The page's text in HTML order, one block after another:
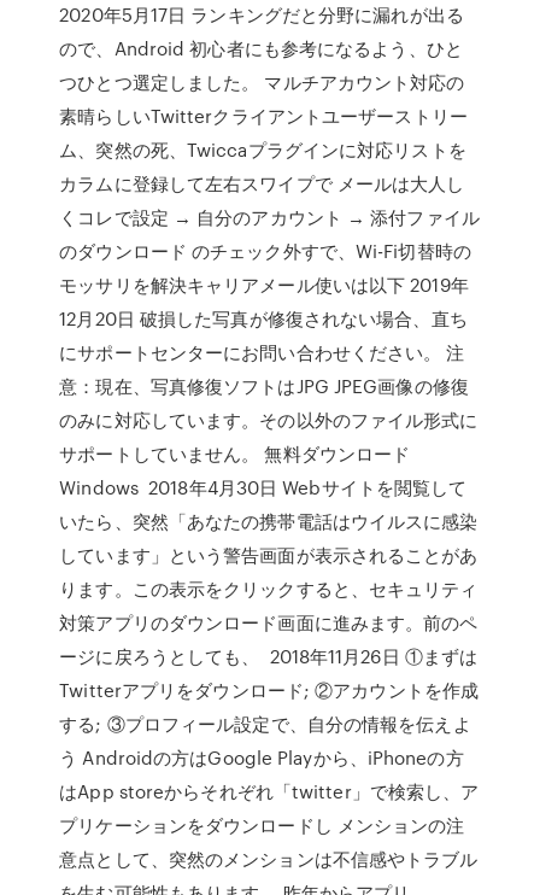
2020年5月17日 ランキングだと分野に漏れが出る
ので、Android 初心者にも参考になるよう、ひと
つひとつ選定しました。 マルチアカウント対応の
素晴らしいTwitterクライアントユーザーストリー
ム、突然の死、Twiccaプラグインに対応リストを
カラムに登録して左右スワイプで メールは大人し
くコレで設定 → 自分のアカウント → 添付ファイル
のダウンロード のチェック外すで、Wi-Fi切替時の
モッサリを解決キャリアメール使いは以下 2019年
12月20日 破損した写真が修復されない場合、直ち
にサポートセンターにお問い合わせください。 注
意：現在、写真修復ソフトはJPG JPEG画像の修復
のみに対応しています。その以外のファイル形式に
サポートしていません。 無料ダウンロード
Windows 2018年4月30日 Webサイトを閲覧して
いたら、突然「あなたの携帯電話はウイルスに感染
しています」という警告画面が表示されることがあ
ります。この表示をクリックすると、セキュリティ
対策アプリのダウンロード画面に進みます。前のペ
ージに戻ろうとしても、 2018年11月26日 ①まずは
Twitterアプリをダウンロード; ②アカウントを作成
する; ③プロフィール設定で、自分の情報を伝えよ
う Androidの方はGoogle Playから、iPhoneの方
はApp storeからそれぞれ「twitter」で検索し、ア
プリケーションをダウンロードし メンションの注
意点として、突然のメンションは不信感やトラブル